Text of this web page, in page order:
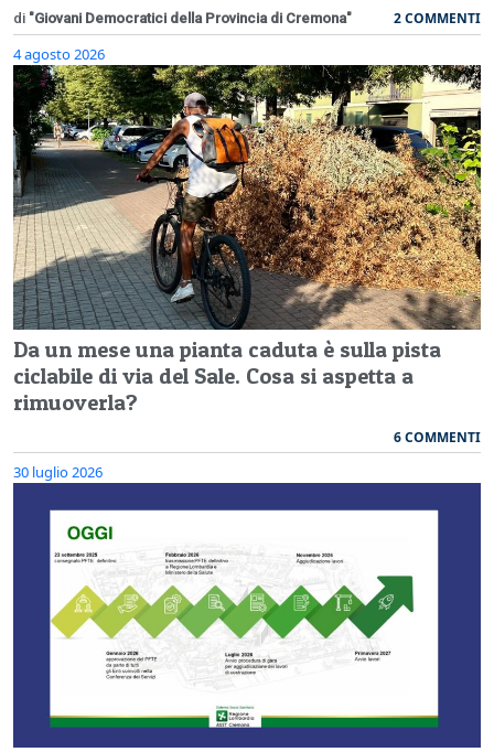
di "Giovani Democratici della Provincia di Cremona" 2 COMMENTI
4 agosto 2026
Da un mese una pianta caduta è sulla pista
ciclabile di via del Sale. Cosa si aspetta a
rimuoverla?
6 COMMENTI
30 luglio 2026